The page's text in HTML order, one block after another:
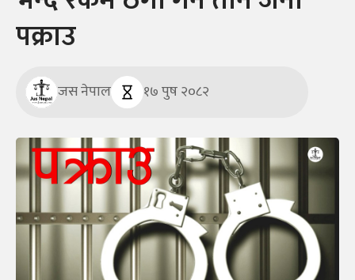
पक्राउ
जस नेपाल १७ पुष २०८२